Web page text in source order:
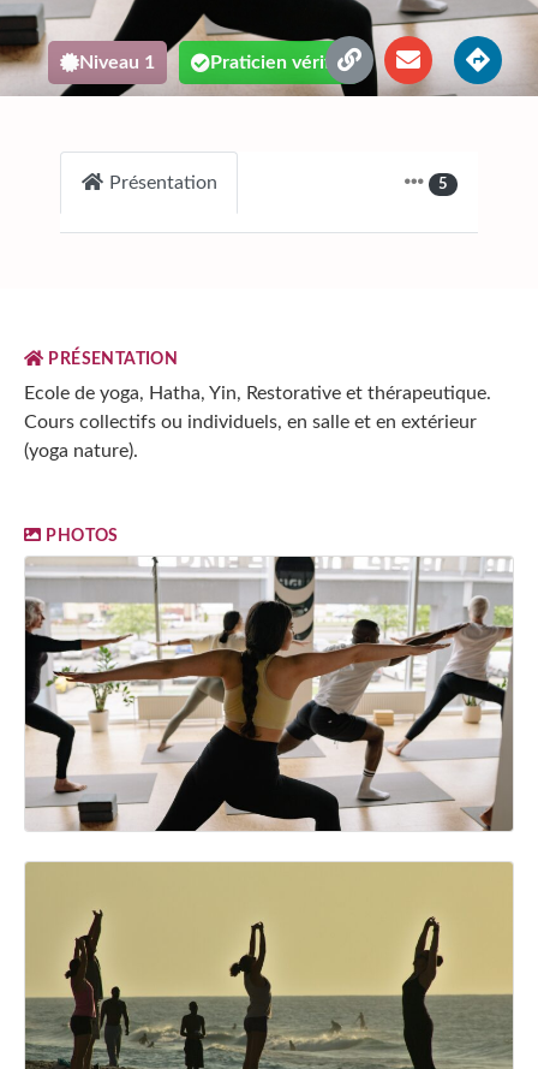
Niveau 1 Praticien vérifié
Présentation 5
PRÉSENTATION
Ecole de yoga, Hatha, Yin, Restorative et thérapeutique.
Cours collectifs ou individuels, en salle et en extérieur
(yoga nature).
PHOTOS